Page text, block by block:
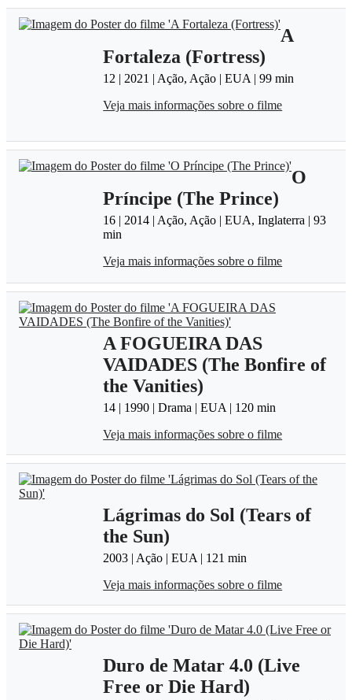
A
Fortaleza (Fortress)
12 | 2021 | Ação, Ação | EUA | 99 min
Veja mais informações sobre o filme
O
Prí­ncipe (The Prince)
16 | 2014 | Ação, Ação | EUA, Inglaterra | 93
min
Veja mais informações sobre o filme
A FOGUEIRA DAS
VAIDADES (The Bonfire of
the Vanities)
14 | 1990 | Drama | EUA | 120 min
Veja mais informações sobre o filme
Lágrimas do Sol (Tears of
the Sun)
2003 | Ação | EUA | 121 min
Veja mais informações sobre o filme
Duro de Matar 4.0 (Live
Free or Die Hard)